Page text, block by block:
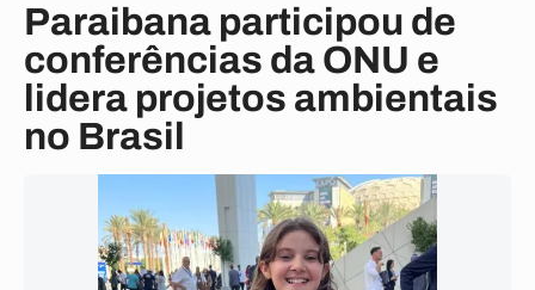
Paraibana participou de
conferências da ONU e
lidera projetos ambientais
no Brasil